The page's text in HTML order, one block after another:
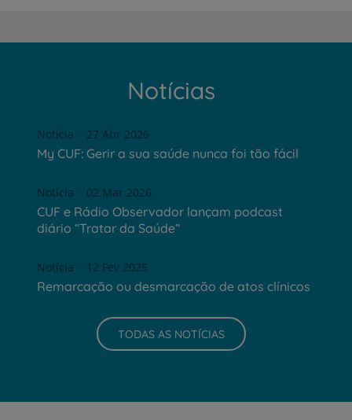
Notícias
Notícia 27 Abr 2026
My CUF: Gerir a sua saúde nunca foi tão fácil
Notícia 02 Mar 2026
CUF e Rádio Observador lançam podcast
diário “Tratar da Saúde”
Notícia 12 Fev 2025
Remarcação ou desmarcação de atos clínicos
TODAS AS NOTÍCIAS